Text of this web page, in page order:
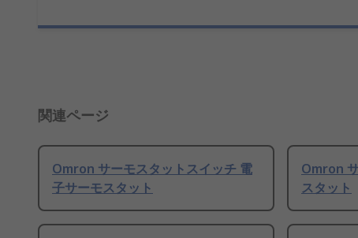
関連ページ
Omron サーモスタットスイッチ 電
子サーモスタット
Omron
スタット